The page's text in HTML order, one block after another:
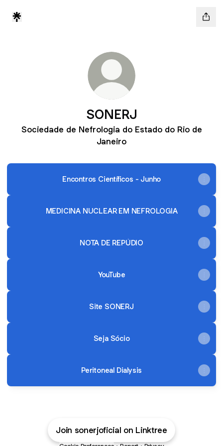
SONERJ
Sociedade de Nefrologia do Estado do Rio de
Janeiro
Encontros Científicos - Junho
MEDICINA NUCLEAR EM NEFROLOGIA
NOTA DE REPÚDIO
YouTube
Site SONERJ
Seja Sócio
Peritoneal Dialysis
Join sonerjoficial on Linktree